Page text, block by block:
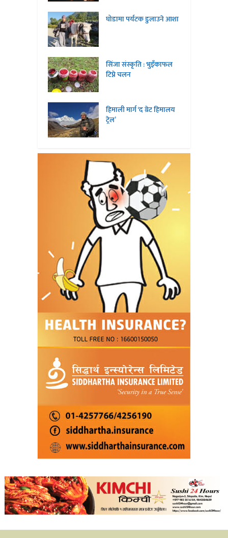
घोडामा पर्यटक डुलाउने आशा
सिंजा संस्कृति : भुइँकाफल
टिप्ने चलन
हिमाली मार्ग ‘द ग्रेट हिमालय
ट्रेल’